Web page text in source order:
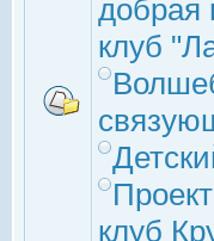
добрая
клуб
клуб